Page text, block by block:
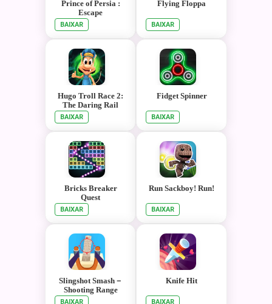
Prince of Persia :
Escape
BAIXAR
Flying Floppa
BAIXAR
Hugo Troll Race 2:
The Daring Rail
Rush
BAIXAR
Fidget Spinner
BAIXAR
Bricks Breaker
Quest
BAIXAR
Run Sackboy! Run!
BAIXAR
Slingshot Smash－
Shooting Range
BAIXAR
Knife Hit
BAIXAR